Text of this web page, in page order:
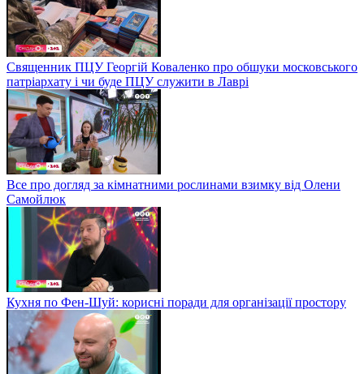
Священник ПЦУ Георгій Коваленко про обшуки московського
патріархату і чи буде ПЦУ служити в Лаврі
Все про догляд за кімнатними рослинами взимку від Олени
Самойлюк
Кухня по Фен-Шуй: корисні поради для організації простору